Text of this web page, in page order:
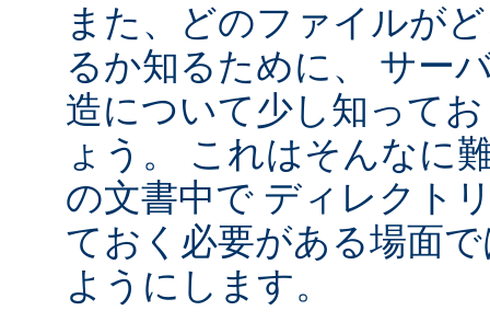
また、どのファイルが
るか知るために、 サー
造について少し知って
ょう。 これはそんなに
の文書中で ディレクト
ておく必要がある場面
ようにします。